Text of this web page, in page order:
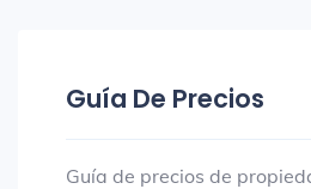
Guía De Precios
Guía de precios de